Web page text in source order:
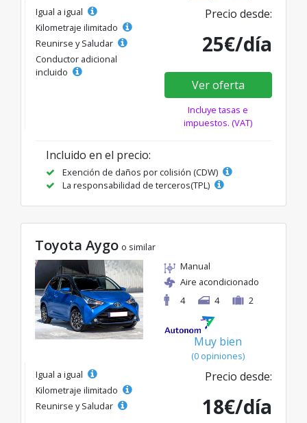
Igual a igual
Kilometraje ilimitado
Reunirse y Saludar
Conductor adicional
incluido
Precio desde:
25€/día
Ver oferta
Incluye tasas e
impuestos. (VAT)
Incluido en el precio:
Exención de daños por colisión (CDW)
La responsabilidad de terceros(TPL)
Toyota Aygo o similar
Manual
Aire acondicionado
4
4 2
Muy bien
(0 opiniones)
Igual a igual
Kilometraje ilimitado
Reunirse y Saludar
Precio desde:
18€/día